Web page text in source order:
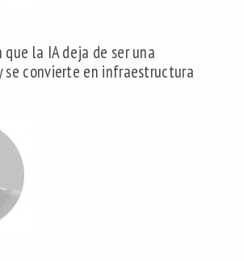
que la IA deja de ser una
se convierte en infraestructura